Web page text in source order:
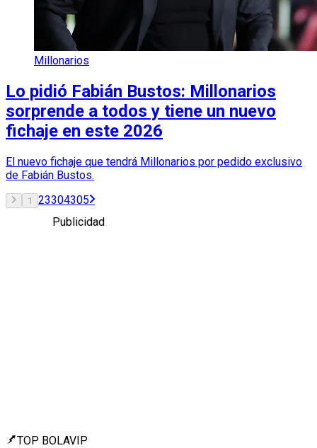
Millonarios
Lo pidió Fabián Bustos: Millonarios
sorprende a todos y tiene un nuevo
fichaje en este 2026
El nuevo fichaje que tendrá Millonarios por pedido exclusivo
de Fabián Bustos.
1 23304305
Publicidad
TOP BOLAVIP